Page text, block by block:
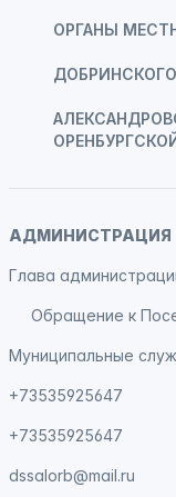
ОРГАНЫ
АДМИНИСТРАЦИЯ
Глава
Обращение к
Муниципальные
+73535925647
+73535925647
dssalorb@mail.ru